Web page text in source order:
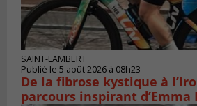
SAINT-LAMBERT
Publié le 5 août 2026 à 08h23
De la fibrose kystique à
parcours inspirant d’Emma